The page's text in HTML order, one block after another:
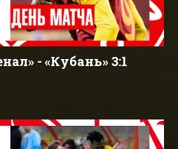
- «Кубань» 3:1